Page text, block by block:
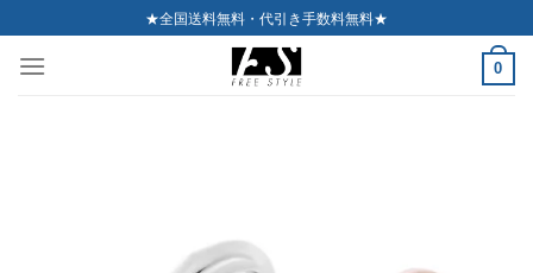
to
content
★全国送料無料・代引き手数料無料★
0